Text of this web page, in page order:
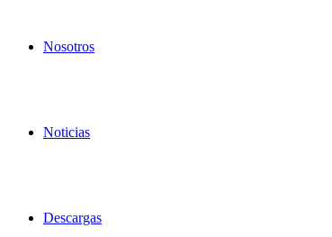
Nosotros
Noticias
Descargas